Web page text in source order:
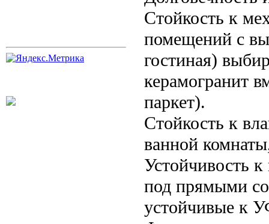
Стойкость к
помещений с
гостиная)
керамогранит
паркет).
Стойкость к
ванной
Устойчивость
под прямыми
устойчивые к